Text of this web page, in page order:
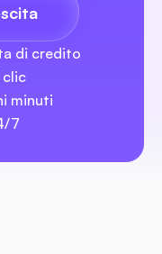
La Guida
casi d'uso di editor
social, manager e
parità mobile/
la piattaforma. Include
passare da modifica →
di credito
clic
minuti
7